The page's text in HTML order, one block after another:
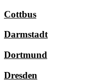
Cottbus
Darmstadt
Dortmund
Dresden